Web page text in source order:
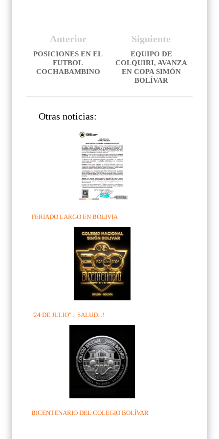
Siguiente
EQUIPO DE
COLQUIRI, AVANZA
EN COPA SIMÓN
BOLÍVAR
Anterior
POSICIONES EN EL
FUTBOL
COCHABAMBINO
Otras noticias:
FERIADO LARGO EN BOLIVIA
"24 DE JULIO"... SALUD...!
BICENTENARIO DEL COLEGIO BOLÍVAR